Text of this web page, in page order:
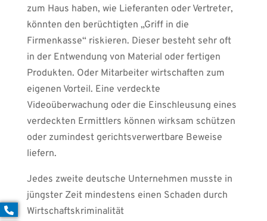
zum Haus haben, wie Lieferanten oder Vertreter,
könnten den berüchtigten „Griff in die
Firmenkasse“ riskieren. Dieser besteht sehr oft
in der Entwendung von Material oder fertigen
Produkten. Oder Mitarbeiter wirtschaften zum
eigenen Vorteil. Eine verdeckte
Videoüberwachung oder die Einschleusung eines
verdeckten Ermittlers können wirksam schützen
oder zumindest gerichtsverwertbare Beweise
liefern.
Jedes zweite deutsche Unternehmen musste in
jüngster Zeit mindestens einen Schaden durch
Wirtschaftskriminalität